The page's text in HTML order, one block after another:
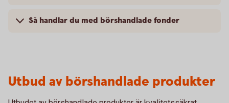
Så handlar du med börshandlade fonder
Utbud av börshandlade produkter